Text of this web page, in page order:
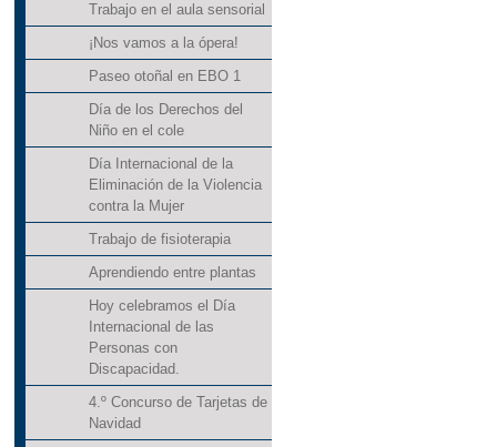
Trabajo en el aula sensorial
¡Nos vamos a la ópera!
Paseo otoñal en EBO 1
Día de los Derechos del
Niño en el cole
Día Internacional de la
Eliminación de la Violencia
contra la Mujer
Trabajo de fisioterapia
Aprendiendo entre plantas
Hoy celebramos el Día
Internacional de las
Personas con
Discapacidad.
4.º Concurso de Tarjetas de
Navidad